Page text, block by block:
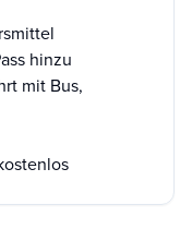
hinzu
mit Bus,